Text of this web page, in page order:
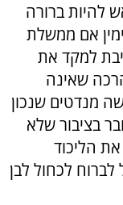
להיות ברורה
אם ממשלת
למקד את
שאינה
מנדטים שנכון
בציבור שלא
הליכוד
לברוח לכחול לבן